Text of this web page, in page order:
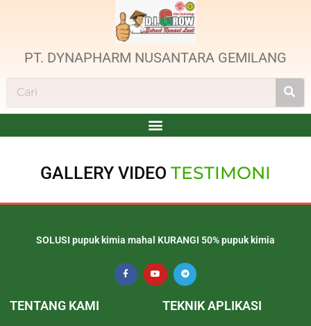
PT. DYNAPHARM NUSANTARA GEMILANG
GALLERY VIDEO TESTIMONI
SOLUSI pupuk kimia mahal KURANGI 50% pupuk kimia
TENTANG KAMI TEKNIK APLIKASI